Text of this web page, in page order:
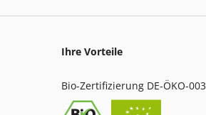
Ihre Vorteile
Bio-Zertifizierung DE-ÖKO-003